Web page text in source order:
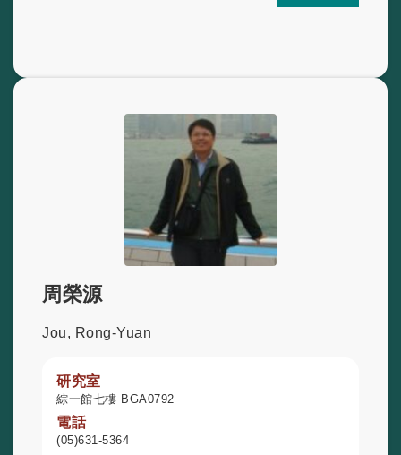
周榮源
Jou, Rong-Yuan
研究室
綜一館七樓 BGA0792
電話
(05)631-5364